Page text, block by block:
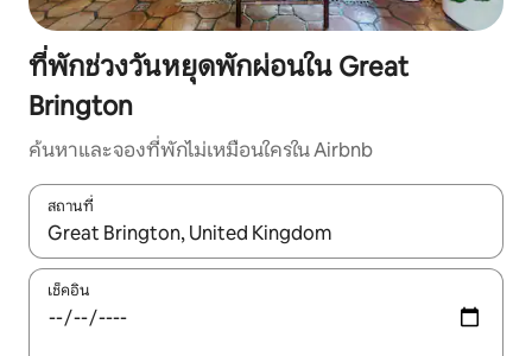
ที่พักช่วงวันหยุดพักผ่อนใน Great
Brington
ค้นหาและจองที่พักไม่เหมือนใครใน Airbnb
สถานที่
ใช้ลูกศรขึ้นลง หรือใช้การสัมผัสหรือปัด เพื่อสำรวจผลการค้นหา
เช็คอิน